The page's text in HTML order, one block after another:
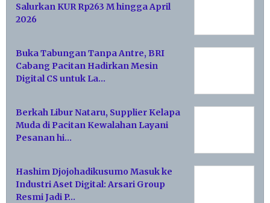
Salurkan KUR Rp263 M hingga April
2026
Buka Tabungan Tanpa Antre, BRI
Cabang Pacitan Hadirkan Mesin
Digital CS untuk La…
Berkah Libur Nataru, Supplier Kelapa
Muda di Pacitan Kewalahan Layani
Pesanan hi…
Hashim Djojohadikusumo Masuk ke
Industri Aset Digital: Arsari Group
Resmi Jadi P…